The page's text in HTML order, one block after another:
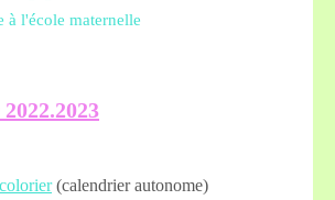
à l'école maternelle
(calendrier autonome)